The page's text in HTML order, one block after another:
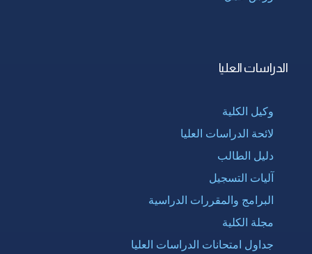
الدراسات العليا
وكيل الكلية
لائحة الدراسات العليا
دليل الطالب
آليات التسجيل
البرامج والمقررات الدراسية
مجلة الكلية
جداول امتحانات الدراسات العليا